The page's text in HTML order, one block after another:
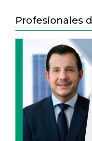
Profesionales